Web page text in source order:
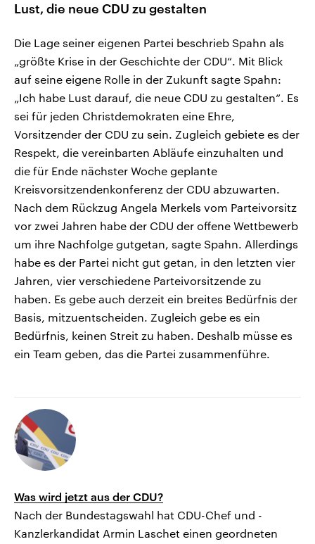
Lust, die neue CDU zu gestalten
Die Lage seiner eigenen Partei beschrieb Spahn als
„größte Krise in der Geschichte der CDU“. Mit Blick
auf seine eigene Rolle in der Zukunft sagte Spahn:
„Ich habe Lust darauf, die neue CDU zu gestalten“. Es
sei für jeden Christdemokraten eine Ehre,
Vorsitzender der CDU zu sein. Zugleich gebiete es der
Respekt, die vereinbarten Abläufe einzuhalten und
die für Ende nächster Woche geplante
Kreisvorsitzendenkonferenz der CDU abzuwarten.
Nach dem Rückzug Angela Merkels vom Parteivorsitz
vor zwei Jahren habe der CDU der offene Wettbewerb
um ihre Nachfolge gutgetan, sagte Spahn. Allerdings
habe es der Partei nicht gut getan, in den letzten vier
Jahren, vier verschiedene Parteivorsitzende zu
haben. Es gebe auch derzeit ein breites Bedürfnis der
Basis, mitzuentscheiden. Zugleich gebe es ein
Bedürfnis, keinen Streit zu haben. Deshalb müsse es
ein Team geben, das die Partei zusammenführe.
Was wird jetzt aus der CDU?
Nach der Bundestagswahl hat CDU-Chef und -
Kanzlerkandidat Armin Laschet einen geordneten